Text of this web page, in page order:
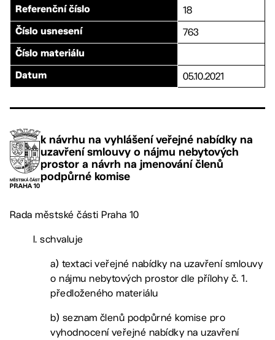
Referenční číslo 18
Číslo usnesení 763
Číslo materiálu
Datum 05.10.2021
k návrhu na vyhlášení veřejné nabídky na
uzavření smlouvy o nájmu nebytových
prostor a návrh na jmenování členů
podpůrné komise
Rada městské části Praha 10
I. schvaluje
a) textaci veřejné nabídky na uzavření smlouvy
o nájmu nebytových prostor dle přílohy č. 1.
předloženého materiálu
b) seznam členů podpůrné komise pro
vyhodnocení veřejné nabídky na uzavření